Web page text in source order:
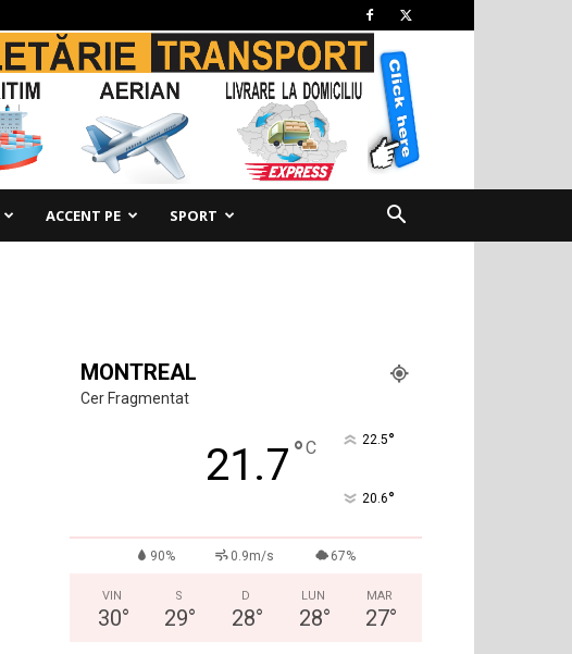
ACCENT PE SPORT
MONTREAL
Cer Fragmentat
21.7°C 22.5°
20.6°
90% 0.9m/s 67%
VIN
30°
S
29°
D
28°
LUN
28°
MAR
27°